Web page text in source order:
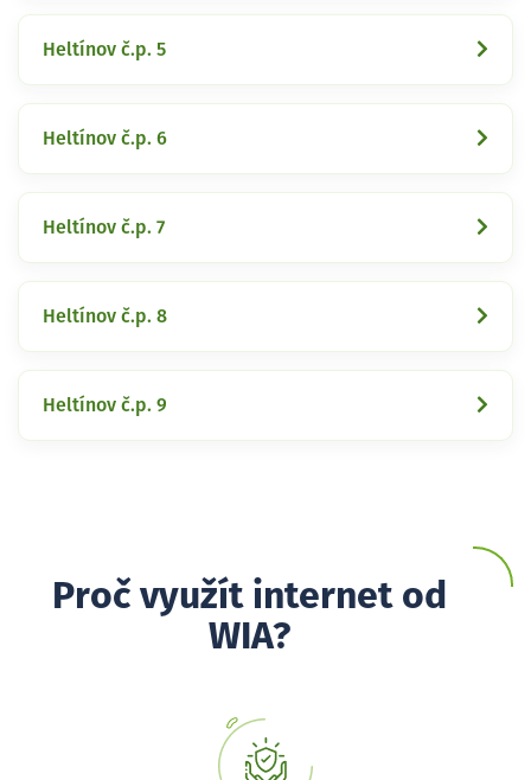
Heltínov č.p. 5
Heltínov č.p. 6
Heltínov č.p. 7
Heltínov č.p. 8
Heltínov č.p. 9
Proč využít internet od
WIA?